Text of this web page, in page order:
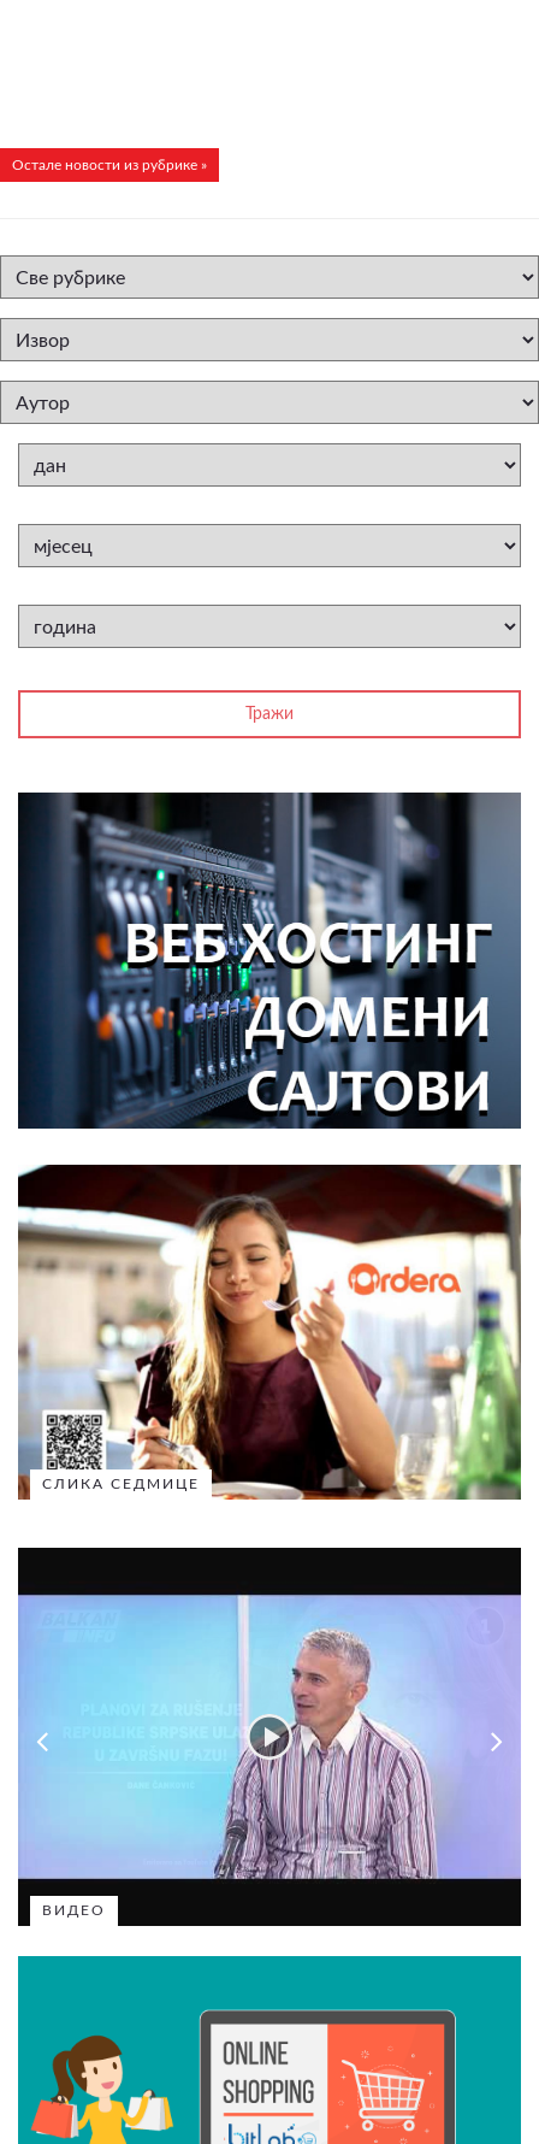
Остале новости из рубрике »
СЛИКА СЕДМИЦЕ
ВИДЕО